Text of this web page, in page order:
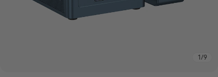
1 /9